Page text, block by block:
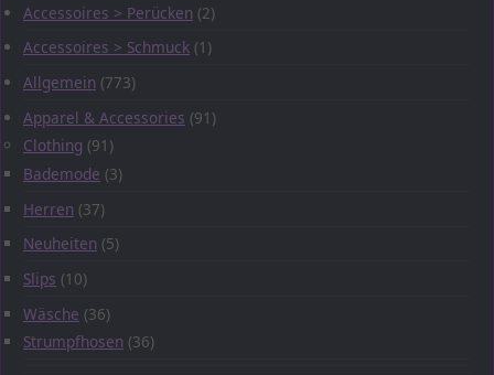
Accessoires > Perücken (2)
Accessoires > Schmuck (1)
Allgemein (773)
Apparel & Accessories (91)
Clothing (91)
Bademode (3)
Herren (37)
Neuheiten (5)
Slips (10)
Wäsche (36)
Strumpfhosen (36)